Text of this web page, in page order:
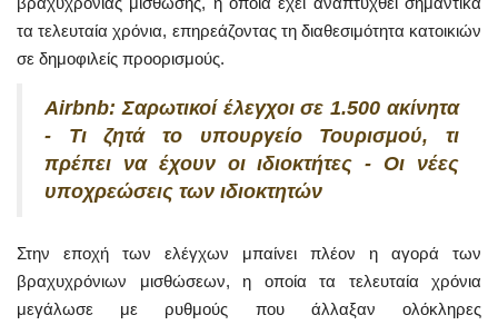
τα τελευταία χρόνια, επηρεάζοντας τη διαθεσιμότητα κατοικιών
σε δημοφιλείς προορισμούς.
Airbnb: Σαρωτικοί έλεγχοι σε 1.500 ακίνητα
- Τι ζητά το υπουργείο Τουρισμού, τι
πρέπει να έχουν οι ιδιοκτήτες - Οι νέες
υποχρεώσεις των ιδιοκτητών
Στην εποχή των ελέγχων μπαίνει πλέον η αγορά των
βραχυχρόνιων μισθώσεων, η οποία τα τελευταία χρόνια
μεγάλωσε με ρυθμούς που άλλαξαν ολόκληρες